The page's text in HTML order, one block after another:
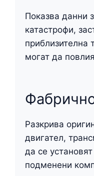
Показва данни
катастрофи,
приблизителна
могат да
Разкрива
двигател,
да се
подменени